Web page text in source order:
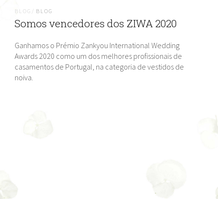
BLOG/ BLOG
Somos vencedores dos ZIWA 2020
Ganhamos o Prémio Zankyou International Wedding
Awards 2020 como um dos melhores profissionais de
casamentos de Portugal, na categoria de vestidos de
noiva.